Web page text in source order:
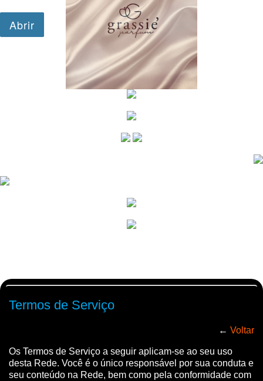
Termos de Serviço
← Voltar
Os Termos de Serviço a seguir aplicam-se ao seu uso
desta Rede. Você é o único responsável por sua conduta e
seu conteúdo na Rede, bem como pela conformidade com